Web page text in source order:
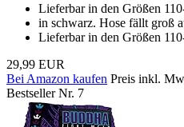
Lieferbar in den Größen
in schwarz. Hose fällt groß
Lieferbar in den Größen
29,99 EUR
Bei Amazon kaufen Preis inkl.
Bestseller Nr. 7